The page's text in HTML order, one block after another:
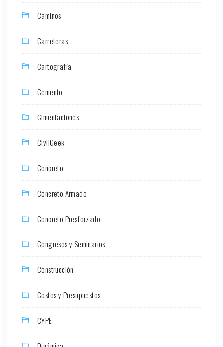
Caminos
Carreteras
Cartografía
Cemento
Cimentaciones
CivilGeek
Concreto
Concreto Armado
Concreto Presforzado
Congresos y Seminarios
Construcción
Costos y Presupuestos
CYPE